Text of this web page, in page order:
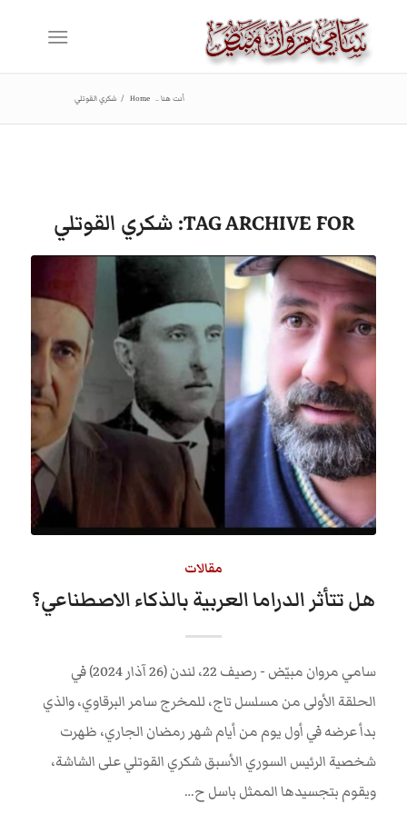
أنت هنا .. Home
/ شكري القوتلي
TAG ARCHIVE FOR: شكري القوتلي
مقالات
هل تتأثر الدراما العربية بالذكاء الاصطناعي؟
سامي مروان مبيّض - رصيف 22، لندن (26 آذار 2024) في
الحلقة الأولى من مسلسل تاج، للمخرج سامر البرقاوي، والذي
بدأ عرضه في أول يوم من أيام شهر رمضان الجاري، ظهرت
شخصية الرئيس السوري الأسبق شكري القوتلي على الشاشة،
ويقوم بتجسيدها الممثل باسل ح…